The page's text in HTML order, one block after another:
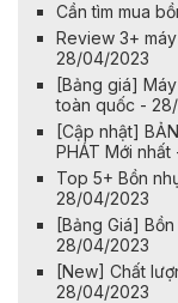
Cần tìm mua
Review 3+
28/04/2023
[Bảng giá]
toàn quốc -
[Cập nhật]
PHÁT Mới
Top 5+ Bồn
28/04/2023
[Bảng Giá]
28/04/2023
[New] Chất
28/04/2023